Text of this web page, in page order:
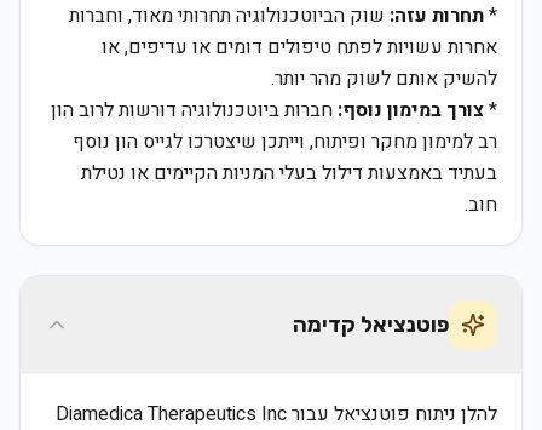
*תחרות עזה: שוק הביוטכנולוגיה תחרותי מאוד, וחברות
אחרות עשויות לפתח טיפולים דומים או עדיפים, או
להשיק אותם לשוק מהר יותר.
*צורך במימון נוסף: חברות ביוטכנולוגיה דורשות לרוב הון
רב למימון מחקר ופיתוח, וייתכן שיצטרכו לגייס הון נוסף
בעתיד באמצעות דילול בעלי המניות הקיימים או נטילת
חוב.
פוטנציאל קדימה
להלן ניתוח פוטנציאל עבור Diamedica Therapeutics Inc